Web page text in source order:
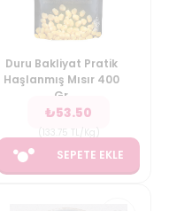
Duru Bakliyat Pratik
Haşlanmış Mısır 400
Gr
₺53.50
SEPETE EKLE